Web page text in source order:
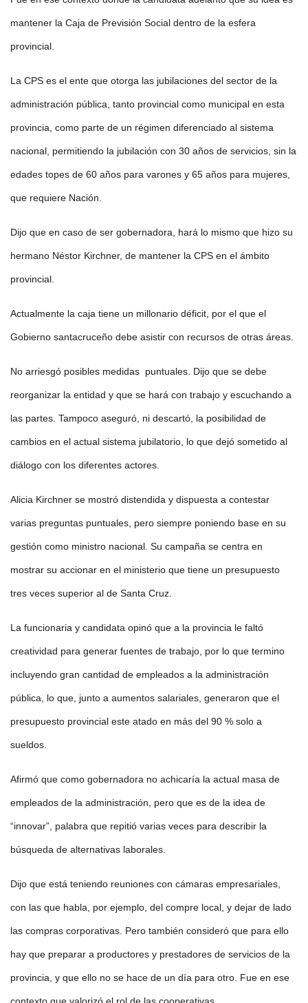
mantener la Caja de Previsión Social dentro de la esfera
provincial.
La CPS es el ente que otorga las jubilaciones del sector de la
administración pública, tanto provincial como municipal en esta
provincia, como parte de un régimen diferenciado al sistema
nacional, permitiendo la jubilación con 30 años de servicios, sin la
edades topes de 60 años para varones y 65 años para mujeres,
que requiere Nación.
Dijo que en caso de ser gobernadora, hará lo mismo que hizo su
hermano Néstor Kirchner, de mantener la CPS en el ámbito
provincial.
Actualmente la caja tiene un millonario déficit, por el que el
Gobierno santacruceño debe asistir con recursos de otras áreas.
No arriesgó posibles medidas puntuales. Dijo que se debe
reorganizar la entidad y que se hará con trabajo y escuchando a
las partes. Tampoco aseguró, ni descartó, la posibilidad de
cambios en el actual sistema jubilatorio, lo que dejó sometido al
diálogo con los diferentes actores.
Alicia Kirchner se mostró distendida y dispuesta a contestar
varias preguntas puntuales, pero siempre poniendo base en su
gestión como ministro nacional. Su campaña se centra en
mostrar su accionar en el ministerio que tiene un presupuesto
tres veces superior al de Santa Cruz.
La funcionaria y candidata opinó que a la provincia le faltó
creatividad para generar fuentes de trabajo, por lo que termino
incluyendo gran cantidad de empleados a la administración
pública, lo que, junto a aumentos salariales, generaron que el
presupuesto provincial este atado en más del 90 % solo a
sueldos.
Afirmó que como gobernadora no achicaría la actual masa de
empleados de la administración, pero que es de la idea de
“innovar”, palabra que repitió varias veces para describir la
búsqueda de alternativas laborales.
Dijo que está teniendo reuniones con cámaras empresariales,
con las que habla, por ejemplo, del compre local, y dejar de lado
las compras corporativas. Pero también consideró que para ello
hay que preparar a productores y prestadores de servicios de la
provincia, y que ello no se hace de un día para otro. Fue en ese